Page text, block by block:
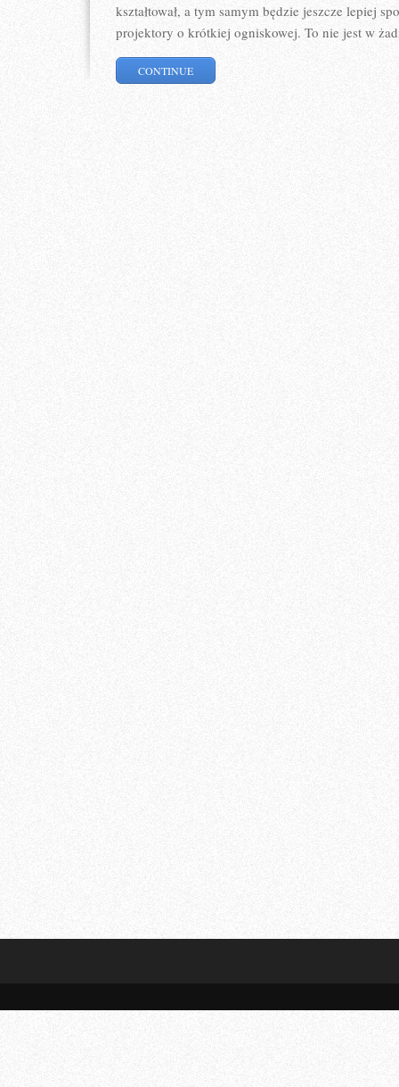
kształtował, a tym samym będzie jeszcze lepiej
projektory o krótkiej ogniskowej. To nie jest w
CONTINUE